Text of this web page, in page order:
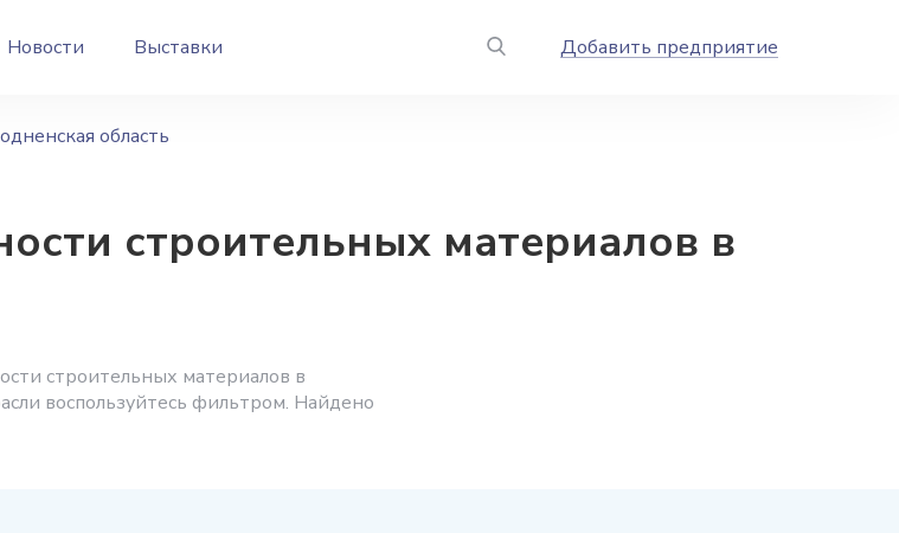
Новости Выставки Добавить предприятие
область
строительных материалов в
строительных материалов в
воспользуйтесь фильтром. Найдено